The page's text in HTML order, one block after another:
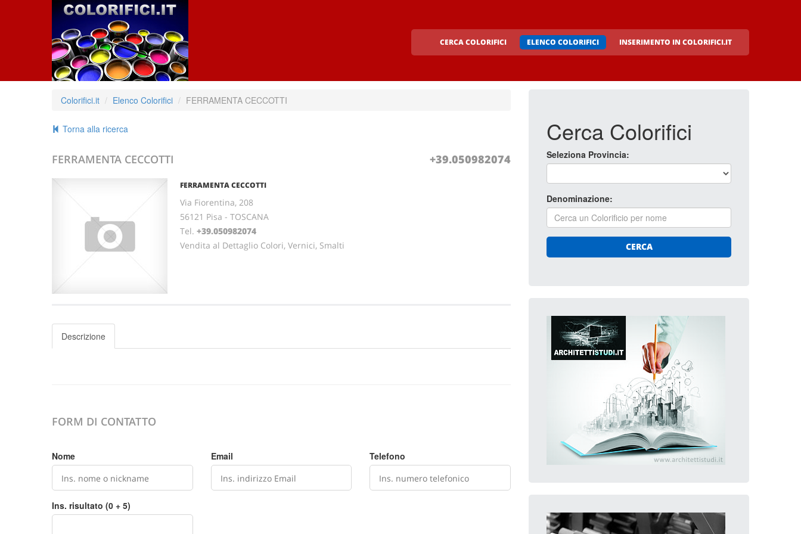
CERCA COLORIFICI ELENCO COLORIFICI INSERIMENTO IN COLORIFICI.IT
Colorifici.it Elenco Colorifici FERRAMENTA CECCOTTI
Torna alla ricerca
FERRAMENTA CECCOTTI +39.050982074
FERRAMENTA CECCOTTI
Via Fiorentina, 208
56121 Pisa - TOSCANA
Tel. +39.050982074
Vendita al Dettaglio Colori, Vernici, Smalti
Descrizione
FORM DI CONTATTO
Nome Email Telefono
Ins. risultato (0 + 5)
Cerca Colorifici
Seleziona Provincia:
Denominazione:
CERCA